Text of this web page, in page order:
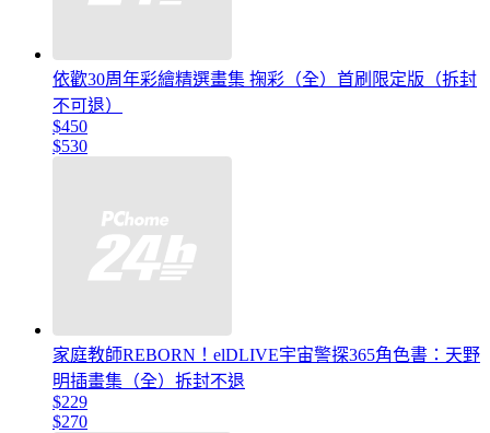
依歡30周年彩繪精選畫集 掬彩（全）首刷限定版（拆封
不可退）
$450
$530
家庭教師REBORN！elDLIVE宇宙警探365角色書：天野
明插畫集（全）拆封不退
$229
$270